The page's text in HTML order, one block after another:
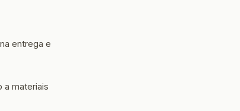
entrega e
a materiais